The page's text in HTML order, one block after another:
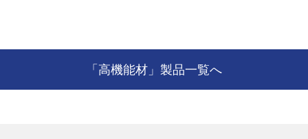
「高機能材」製品一覧へ